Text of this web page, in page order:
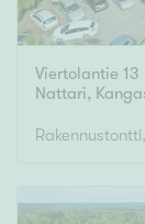
Viertolantie 13
Nattari,